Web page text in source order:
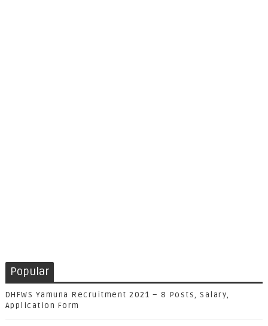
Popular
DHFWS Yamuna Recruitment 2021 – 8 Posts, Salary,
Application Form